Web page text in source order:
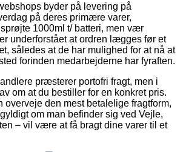
byder på levering på
på deres primære varer,
1000ml t/ batteri, men vær
underforstået at ordren lægges før et
således at de har mulighed for at nå at
forinden medarbejderne har fyraften.
præsterer portofri fragt, men i
om at du bestiller for en konkret pris.
overveje den mest betalelige fragtform,
om man befinder sig ved Vejle,
– vil være at få bragt dine varer til et